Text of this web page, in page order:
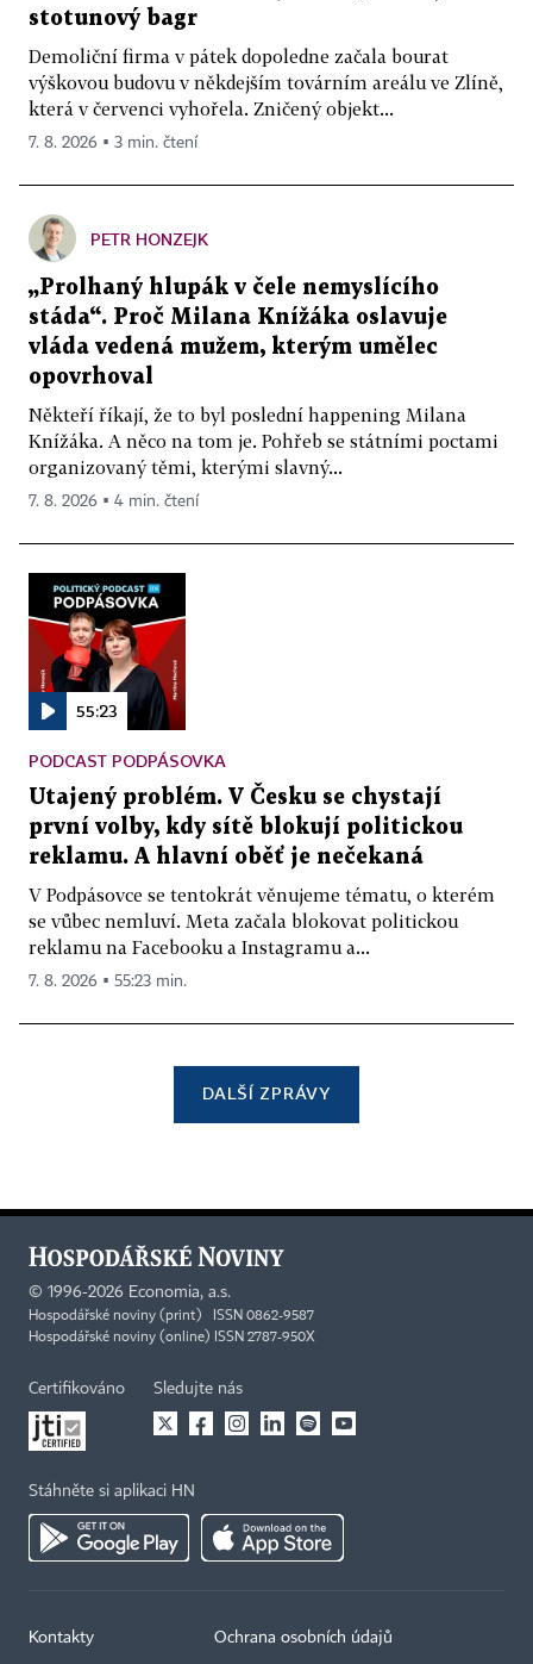
stotunový bagr
Demoliční firma v pátek dopoledne začala bourat
výškovou budovu v někdejším továrním areálu ve Zlíně,
která v červenci vyhořela. Zničený objekt...
7. 8. 2026 ▪ 3 min. čtení
PETR HONZEJK
„Prolhaný hlupák v čele nemyslícího
stáda“. Proč Milana Knížáka oslavuje
vláda vedená mužem, kterým umělec
opovrhoval
Někteří říkají, že to byl poslední happening Milana
Knížáka. A něco na tom je. Pohřeb se státními poctami
organizovaný těmi, kterými slavný...
7. 8. 2026 ▪ 4 min. čtení
55:23
PODCAST PODPÁSOVKA
Utajený problém. V Česku se chystají
první volby, kdy sítě blokují politickou
reklamu. A hlavní oběť je nečekaná
V Podpásovce se tentokrát věnujeme tématu, o kterém
se vůbec nemluví. Meta začala blokovat politickou
reklamu na Facebooku a Instagramu a...
7. 8. 2026 ▪ 55:23 min.
DALŠÍ ZPRÁVY
© 1996-2026 Economia, a.s.
Hospodářské noviny (print) ISSN 0862-9587
Hospodářské noviny (online) ISSN 2787-950X
Certifikováno Sledujte nás
Stáhněte si aplikaci HN
Kontakty Ochrana osobních údajů